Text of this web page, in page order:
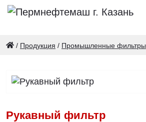
/ Продукция / Промышленные фильтры
Рукавный фильтр